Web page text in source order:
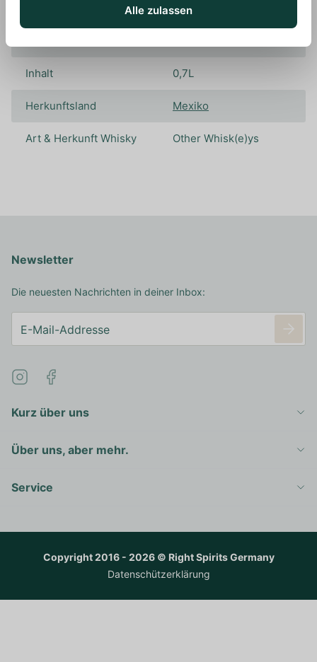
Koch
Inhalt 0,7L
Herkunftsland Mexiko
Art & Herkunft Whisky Other Whisk(e)ys
Kurz über uns
Über uns, aber mehr.
Service
Newsletter
Die neuesten Nachrichten in deiner Inbox:
Copyright 2016 - 2026 © Right Spirits Germany
Datenschützerklärung
Alle zulassen